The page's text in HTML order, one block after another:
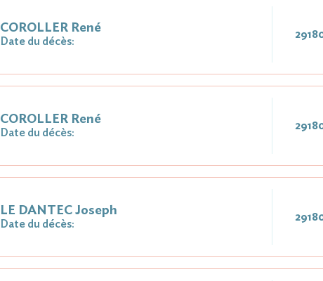
COROLLER René
Date du décès:
COROLLER René
Date du décès:
LE DANTEC Joseph
Date du décès: